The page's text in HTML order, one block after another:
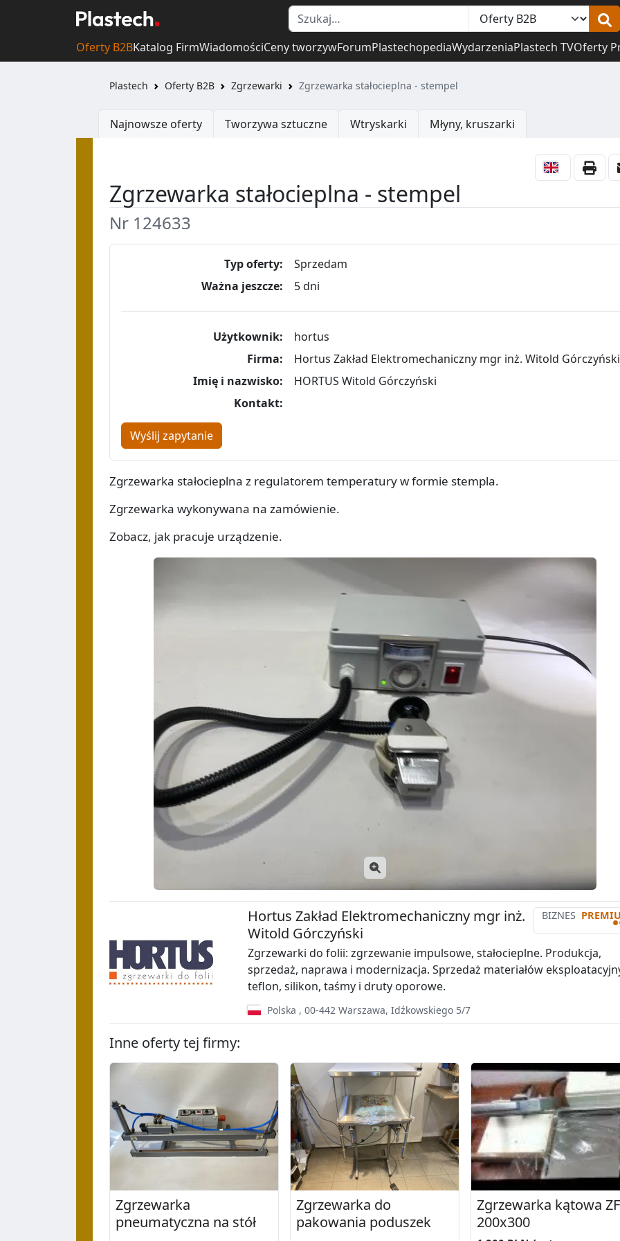
Oferty B2BKatalog FirmWiadomościCeny tworzywForumPlastechopediaWydarzeniaPlastech TVOferty
Plastech Oferty B2B Zgrzewarki Zgrzewarka stałocieplna - stempel
Najnowsze oferty Tworzywa sztuczne Wtryskarki Młyny, kruszarki
Zgrzewarka stałocieplna - stempel
Nr 124633
Typ oferty:
Sprzedam
Ważna jeszcze:
5 dni
Użytkownik:
hortus
Firma:
Hortus Zakład Elektromechaniczny mgr inż. Witold Górczyński
Imię i nazwisko:
HORTUS Witold Górczyński
Kontakt:
Wyślij zapytanie
Zgrzewarka stałocieplna z regulatorem temperatury w formie stempla.
Zgrzewarka wykonywana na zamówienie.
Zobacz, jak pracuje urządzenie.
BIZNES
Hortus Zakład Elektromechaniczny mgr inż.
Witold Górczyński
Zgrzewarki do folii: zgrzewanie impulsowe, stałocieplne. Produkcja,
sprzedaż, naprawa i modernizacja. Sprzedaż materiałów
teflon, silikon, taśmy i druty oporowe.
Polska , 00-442 Warszawa, Idźkowskiego 5/7
Inne oferty tej firmy:
Zgrzewarka
pneumatyczna na stół
Zgrzewarka do
pakowania poduszek
Zgrzewarka kątowa
200x300